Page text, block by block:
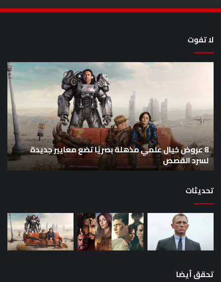
لا تفوت
مذهلة
بصريًا
معايير
جديدة
لسرد
القصص
8 عروض خيال علمي مذهلة بصريًا تضع معايير جديدة
لسرد القصص
تحديثات
تحقق أيضا